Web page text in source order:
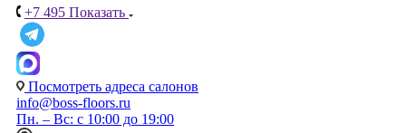
+7 495 Показать
Посмотреть адреса салонов
info@boss-floors.ru
Пн. – Вс: с 10:00 до 19:00